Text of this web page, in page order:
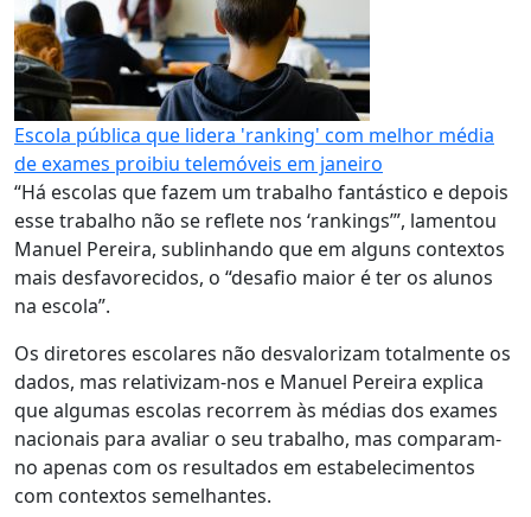
Escola pública que lidera 'ranking' com melhor média
de exames proibiu telemóveis em janeiro
“Há escolas que fazem um trabalho fantástico e depois
esse trabalho não se reflete nos ‘rankings’”, lamentou
Manuel Pereira, sublinhando que em alguns contextos
mais desfavorecidos, o “desafio maior é ter os alunos
na escola”.
Os diretores escolares não desvalorizam totalmente os
dados, mas relativizam-nos e Manuel Pereira explica
que algumas escolas recorrem às médias dos exames
nacionais para avaliar o seu trabalho, mas comparam-
no apenas com os resultados em estabelecimentos
com contextos semelhantes.